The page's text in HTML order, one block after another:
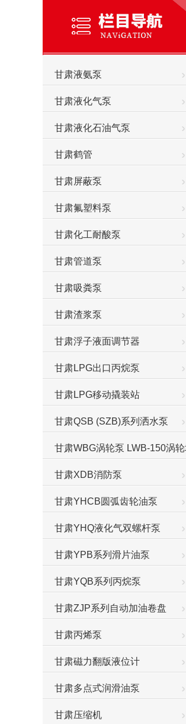
甘肃液氨泵
甘肃液化气泵
甘肃液化石油气泵
甘肃鹤管
甘肃屏蔽泵
甘肃氟塑料泵
甘肃化工耐酸泵
甘肃管道泵
甘肃吸粪泵
甘肃渣浆泵
甘肃浮子液面调节器
甘肃LPG出口丙烷泵
甘肃LPG移动撬装站
甘肃QSB (SZB)系列洒水泵
甘肃WBG涡轮泵 LWB-150涡轮
甘肃XDB消防泵
甘肃YHCB圆弧齿轮油泵
甘肃YHQ液化气双螺杆泵
甘肃YPB系列滑片油泵
甘肃YQB系列丙烷泵
甘肃ZJP系列自动加油卷盘
甘肃丙烯泵
甘肃磁力翻版液位计
甘肃多点式润滑油泵
甘肃压缩机